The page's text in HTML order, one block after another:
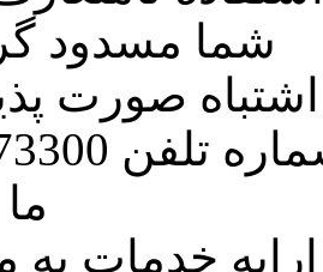
شما مسدود
اشتباه صورت
خدمات به